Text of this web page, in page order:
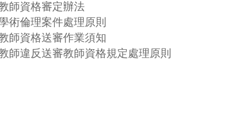
師資格審定辦法
術倫理案件處理原則
師資格送審作業須知
師違反送審教師資格規定處理原則